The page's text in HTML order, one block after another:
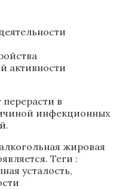
активности
в
инфекционных
жировая
Теги :
усталость,